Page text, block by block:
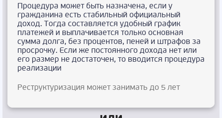
Процедура может быть назначена, если у
гражданина есть стабильный официальный
доход. Тогда составляется удобный график
платежей и выплачивается только основная
сумма долга, без процентов, пеней и штрафов за
просрочку. Если же постоянного дохода нет или
его размер не достаточен, то вводится процедура
реализации
Реструктуризация может занимать до 5 лет